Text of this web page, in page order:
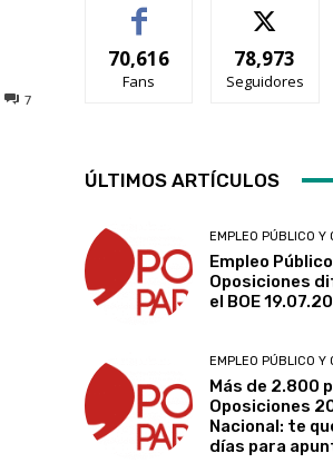
7
Telegram
70,616
Fans
78,973
Seguidores
ÚLTIMOS ARTÍCULOS
EMPLEO PÚBLICO Y
Empleo
Oposiciones
el BOE
EMPLEO PÚBLICO Y
Más de 2.800
Oposiciones
Nacional: te
días para